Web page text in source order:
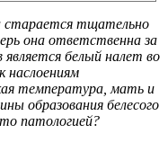
старается тщательно
она ответственна за
является белый налет во
наслоениям
температура, мать и
образования белесого
патологией?